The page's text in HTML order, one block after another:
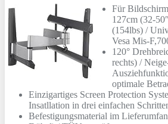
Für
127cm (32-
(154lbs) /
Vesa Mis-
120°
rechts) /
optimale
Einzigartiges Screen Protection
Insatllation in drei einfachen
Befestigungsmaterial im